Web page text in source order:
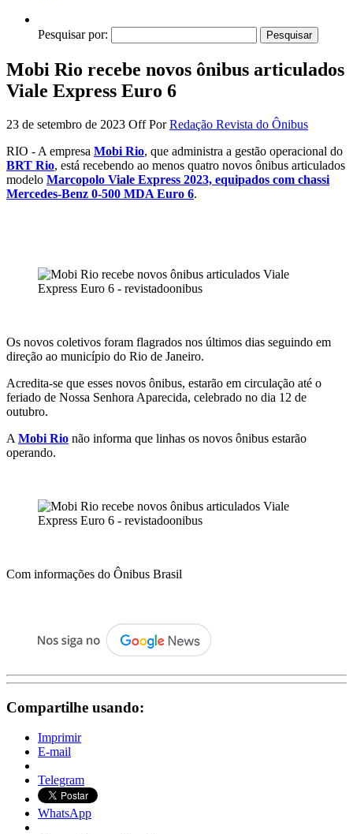
Pesquisar por:
Mobi Rio recebe novos ônibus articulados
Viale Express Euro 6
23 de setembro de 2023 OffPor Redação Revista do Ônibus
RIO - A empresa Mobi Rio, que administra a gestão operacional do
BRT Rio, está recebendo ao menos quatro novos ônibus articulados
modelo Marcopolo Viale Express 2023, equipados com chassi
Mercedes-Benz 0-500 MDA Euro 6.
Os novos coletivos foram flagrados nos últimos dias seguindo em
direção ao município do Rio de Janeiro.
Acredita-se que esses novos ônibus, estarão em circulação até o
feriado de Nossa Senhora Aparecida, celebrado no dia 12 de
outubro.
A Mobi Rio não informa que linhas os novos ônibus estarão
operando.
Com informações do Ônibus Brasil
Compartilhe usando:
Imprimir
E-mail
Telegram
WhatsApp